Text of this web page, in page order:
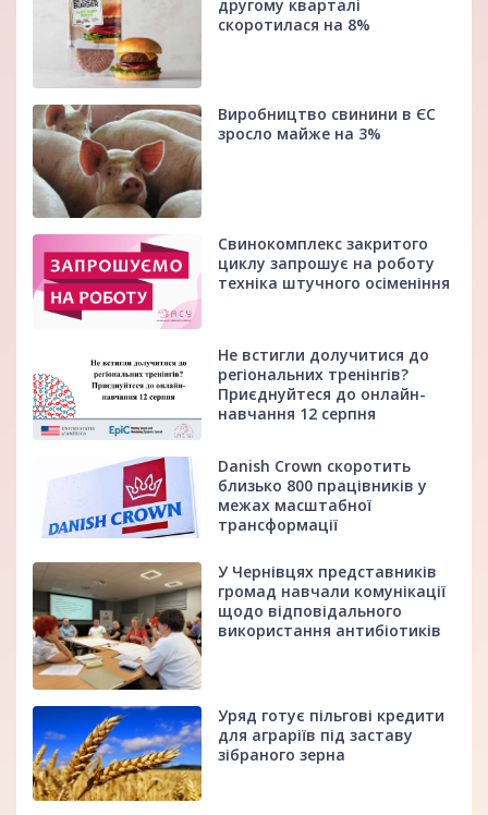
другому кварталі
скоротилася на 8%
Виробництво свинини в ЄС
зросло майже на 3%
Свинокомплекс закритого
циклу запрошує на роботу
техніка штучного осіменіння
Не встигли долучитися до
регіональних тренінгів?
Приєднуйтеся до онлайн-
навчання 12 серпня
Danish Crown скоротить
близько 800 працівників у
межах масштабної
трансформації
У Чернівцях представників
громад навчали комунікації
щодо відповідального
використання антибіотиків
Уряд готує пільгові кредити
для аграріїв під заставу
зібраного зерна